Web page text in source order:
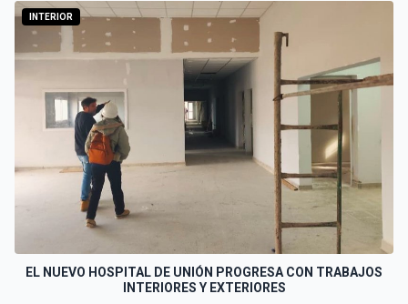
INTERIOR
EL NUEVO HOSPITAL DE UNIÓN PROGRESA CON TRABAJOS
INTERIORES Y EXTERIORES